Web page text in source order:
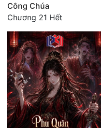
Đẹp
Tính Cách Nhân Vật :
Cơ Trí
Sát Phạt Quyết Đoán
Vô Sỉ
Công Chúa
Chương 21 Hết